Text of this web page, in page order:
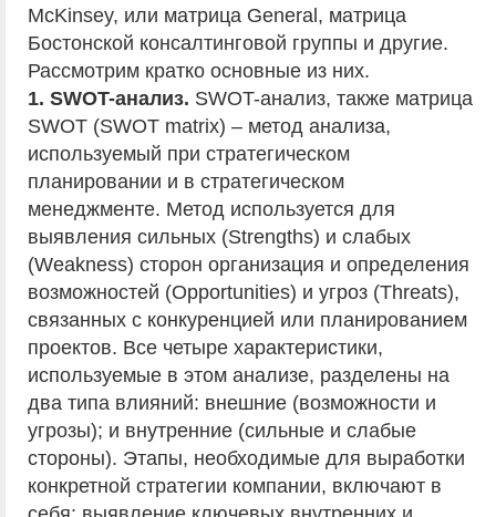
McKinsey, или матрица General, матрица
Бостонской консалтинговой группы и другие.
Рассмотрим кратко основные из них.
1. SWOT-анализ. SWOT-анализ, также матрица
SWOT (SWOT matrix) – метод анализа,
используемый при стратегическом
планировании и в стратегическом
менеджменте. Метод используется для
выявления сильных (Strengths) и слабых
(Weakness) сторон организация и определения
возможностей (Opportunities) и угроз (Threats),
связанных с конкуренцией или планированием
проектов. Все четыре характеристики,
используемые в этом анализе, разделены на
два типа влияний: внешние (возможности и
угрозы); и внутренние (сильные и слабые
стороны). Этапы, необходимые для выработки
конкретной стратегии компании, включают в